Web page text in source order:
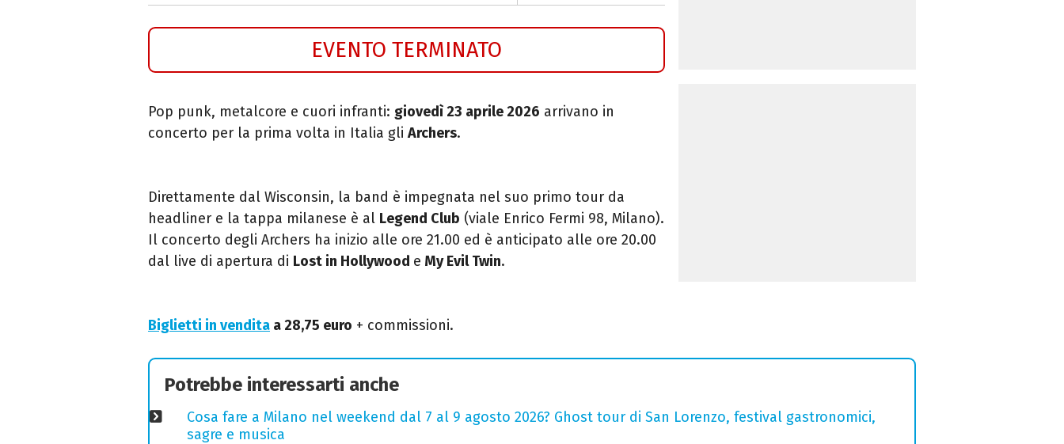
EVENTO TERMINATO
Pop punk, metalcore e cuori infranti: giovedì 23 aprile 2026 arrivano in
concerto per la prima volta in Italia gli Archers.
Direttamente dal Wisconsin, la band è impegnata nel suo primo tour da
headliner e la tappa milanese è al Legend Club (viale Enrico Fermi 98, Milano).
Il concerto degli Archers ha inizio alle ore 21.00 ed è anticipato alle ore 20.00
dal live di apertura di Lost in Hollywood e My Evil Twin.
Biglietti in vendita a 28,75 euro + commissioni.
Potrebbe interessarti anche
Cosa fare a Milano nel weekend dal 7 al 9 agosto 2026? Ghost tour di San Lorenzo, festival gastronomici,
sagre e musica